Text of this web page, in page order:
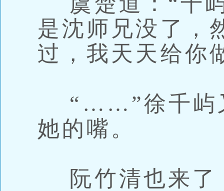
是沈师兄没了，
过，我天天给你
“……”徐千屿
她的嘴。
阮竹清也来了